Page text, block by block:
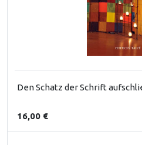
Den Schatz der Schrift
16,00 €